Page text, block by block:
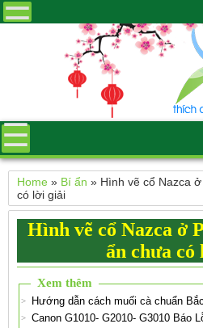
Home » Bí ẩn » Hình vẽ cổ Nazca
có lời giải
Hình vẽ cổ Nazca ở
ẩn chưa có
Xem thêm
Hướng dẫn cách muối cà chuẩn Bắc
Canon G1010- G2010- G3010 Báo